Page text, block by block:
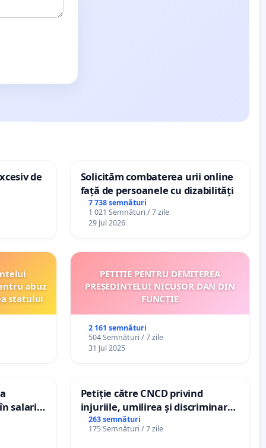
de
Solicităm combaterea urii online
față de persoanele cu dizabilități
7 738 semnături
1 021 Semnături / 7 zile
29 Jul 2026
abuz
statului
PETIȚIE PENTRU DEMITEREA
PREȘEDINTELUI NICUȘOR DAN DIN
FUNCȚIE
2 161 semnături
504 Semnături / 7 zile
31 Jul 2025
salariul
Petiție către CNCD privind
injuriile, umilirea și discriminarea
persoanelor cu dizabilități de
către utilizatorul TikTok „Gorici”
263 semnături
175 Semnături / 7 zile